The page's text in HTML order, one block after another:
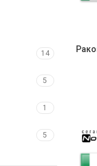
14
5
1
5